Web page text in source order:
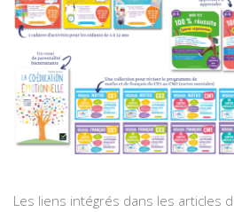
Les liens intégrés dans les articles